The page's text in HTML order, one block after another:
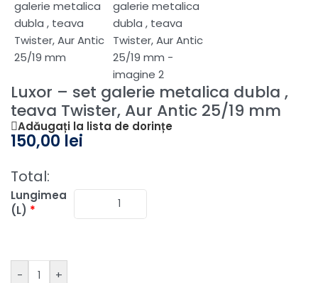
Luxor – set galerie metalica dubla ,
teava Twister, Aur Antic 25/19 mm
Adăugați la lista de dorințe
150,00 lei
Lungimea
(L) *
- +
Total: